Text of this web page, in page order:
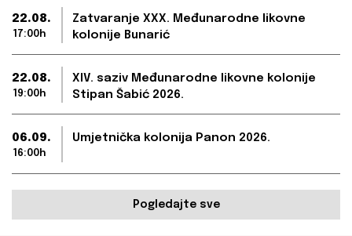
22.08.
17:00h
Zatvaranje XXX. Međunarodne likovne
kolonije Bunarić
22.08.
19:00h
XIV. saziv Međunarodne likovne kolonije
Stipan Šabić 2026.
06.09.
16:00h
Umjetnička kolonija Panon 2026.
Pogledajte sve